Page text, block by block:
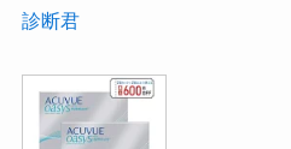
診断君